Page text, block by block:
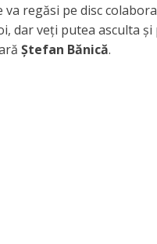
regăsi pe disc
dar veți putea asculta și
Ștefan Bănică.